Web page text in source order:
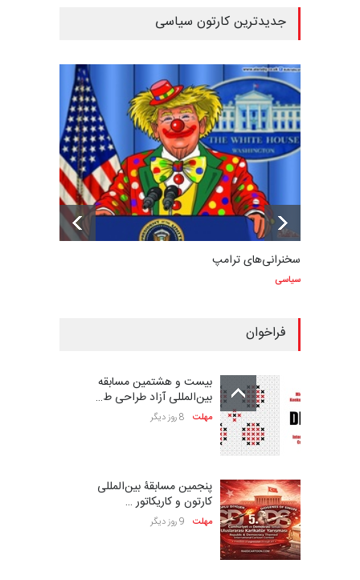
جدیدترین کارتون سیاسی
سخنرانی‌های ترامپ
سیاسی
فراخوان
بیست و هشتمین مسابقه
بین‌المللی آزاد طراحی ط…
مهلت 8 روز دیگر
پنجمین مسابقۀ بین‌المللی
کارتون و کاریکاتور …
مهلت 9 روز دیگر